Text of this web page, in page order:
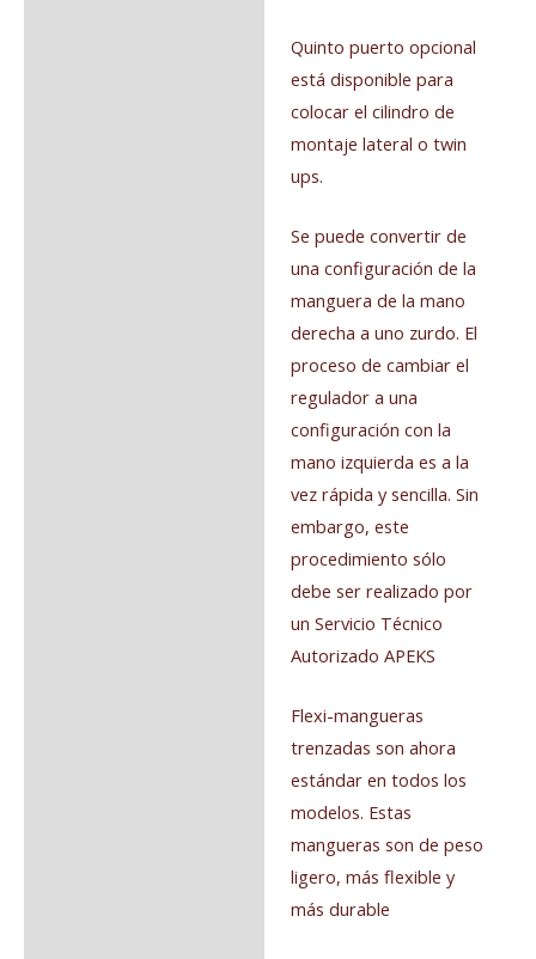
Quinto puerto opcional
está disponible para
colocar el cilindro de
montaje lateral o twin
ups.
Se puede convertir de
una configuración de la
manguera de la mano
derecha a uno zurdo. El
proceso de cambiar el
regulador a una
configuración con la
mano izquierda es a la
vez rápida y sencilla. Sin
embargo, este
procedimiento sólo
debe ser realizado por
un Servicio Técnico
Autorizado APEKS
Flexi-mangueras
trenzadas son ahora
estándar en todos los
modelos. Estas
mangueras son de peso
ligero, más flexible y
más durable